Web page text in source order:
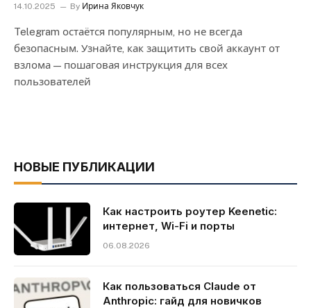
14.10.2025 By Ирина Яковчук
Telegram остаётся популярным, но не всегда
безопасным. Узнайте, как защитить свой аккаунт от
взлома — пошаговая инструкция для всех
пользователей
НОВЫЕ ПУБЛИКАЦИИ
Как настроить роутер Keenetic:
интернет, Wi-Fi и порты
06.08.2026
Как пользоваться Claude от
Anthropic: гайд для новичков